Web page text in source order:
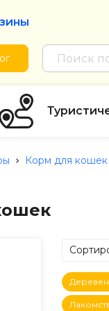
Корм для кошек
по
по